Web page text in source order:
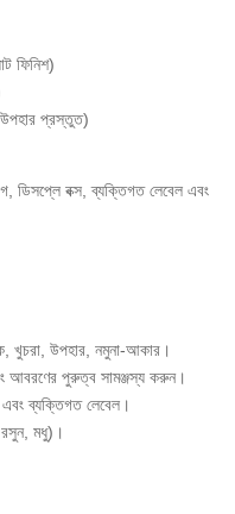
প্যাকেজ: ভিতরের: অ্যালুমিনিয়াম
ব্যাগ / প্লাস্টিক ব্যাগ, 10 কেজি
(থলি, স্ট্যান্ড-আপ
22000, HACCP, BRC
ভিত্তিতে), নন-GMO
করা হয়েছে
ফিনিশ)
উপহার প্রস্তুত)
ডিসপ্লে বক্স, ব্যক্তিগত লেবেল এবং
খুচরা, উপহার, নমুনা-আকার।
আবরণের পুরুত্ব সামঞ্জস্য করুন।
এবং ব্যক্তিগত লেবেল।
রসুন, মধু)।